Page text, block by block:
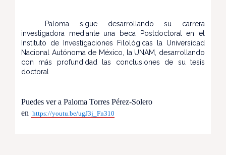
Paloma sigue desarrollando su carrera
investigadora mediante una beca Postdoctoral en el
Instituto de Investigaciones Filológicas la Universidad
Nacional Autónoma de México, la UNAM, desarrollando
con más profundidad las conclusiones de su tesis
doctoral
Puedes ver a Paloma Torres Pérez-Solero
en https://youtu.be/ugJ3j_Fn310